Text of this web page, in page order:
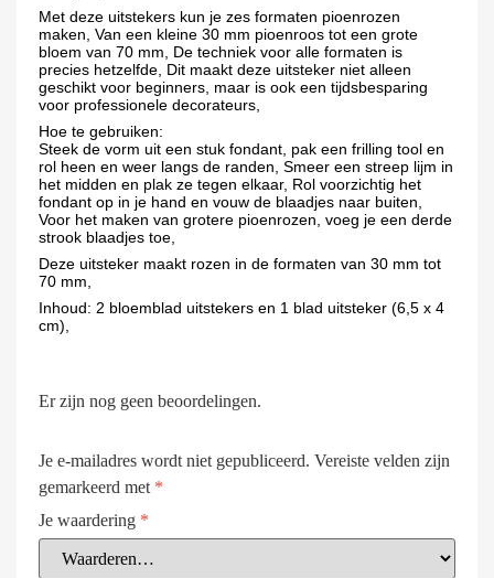
Met deze uitstekers kun je zes formaten pioenrozen
maken, Van een kleine 30 mm pioenroos tot een grote
bloem van 70 mm, De techniek voor alle formaten is
precies hetzelfde, Dit maakt deze uitsteker niet alleen
geschikt voor beginners, maar is ook een tijdsbesparing
voor professionele decorateurs,
Hoe te gebruiken:
Steek de vorm uit een stuk fondant, pak een frilling tool en
rol heen en weer langs de randen, Smeer een streep lijm in
het midden en plak ze tegen elkaar, Rol voorzichtig het
fondant op in je hand en vouw de blaadjes naar buiten,
Voor het maken van grotere pioenrozen, voeg je een derde
strook blaadjes toe,
Deze uitsteker maakt rozen in de formaten van 30 mm tot
70 mm,
Inhoud: 2 bloemblad uitstekers en 1 blad uitsteker (6,5 x 4
cm),
Er zijn nog geen beoordelingen.
Je e-mailadres wordt niet gepubliceerd. Vereiste velden zijn
gemarkeerd met *
Je waardering *